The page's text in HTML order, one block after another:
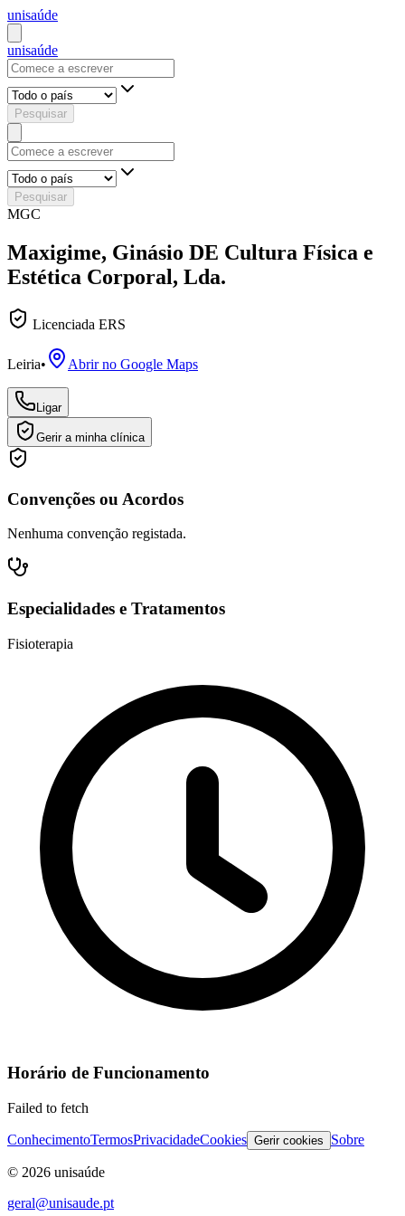
unisaúde
unisaúde
Pesquisar
Pesquisar
MGC
Maxigime, Ginásio DE Cultura Física e
Estética Corporal, Lda.
Licenciada ERS
Leiria• Abrir no Google Maps
Ligar
Gerir a minha clínica
Convenções ou Acordos
Nenhuma convenção registada.
Especialidades e Tratamentos
Fisioterapia
Horário de Funcionamento
Failed to fetch
ConhecimentoTermosPrivacidadeCookies Gerir cookies Sobre
© 2026 unisaúde
geral@unisaude.pt